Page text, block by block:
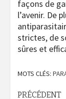
façons de
l’avenir. De
strictes, de
sûres et
MOTS CLÉS:
PRÉCÉDENT